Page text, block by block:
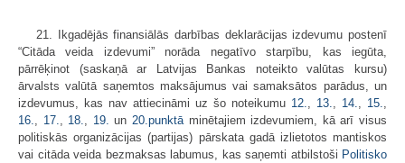
21. Ikgadējās finansiālās darbības deklarācijas izdevumu postenī
“Citāda veida izdevumi” norāda negatīvo starpību, kas iegūta,
pārrēķinot (saskaņā ar Latvijas Bankas noteikto valūtas kursu)
ārvalsts valūtā saņemtos maksājumus vai samaksātos parādus, un
izdevumus, kas nav attiecināmi uz šo noteikumu 12. 13. 14. 15.
16.
17. 18. 19.un 20.punktā minētajiem izdevumiem, kā arī visus
politiskās organizācijas (partijas) pārskata gadā izlietotos mantiskos
vai citāda veida bezmaksas labumus, kas saņemti atbilstoši Politisko